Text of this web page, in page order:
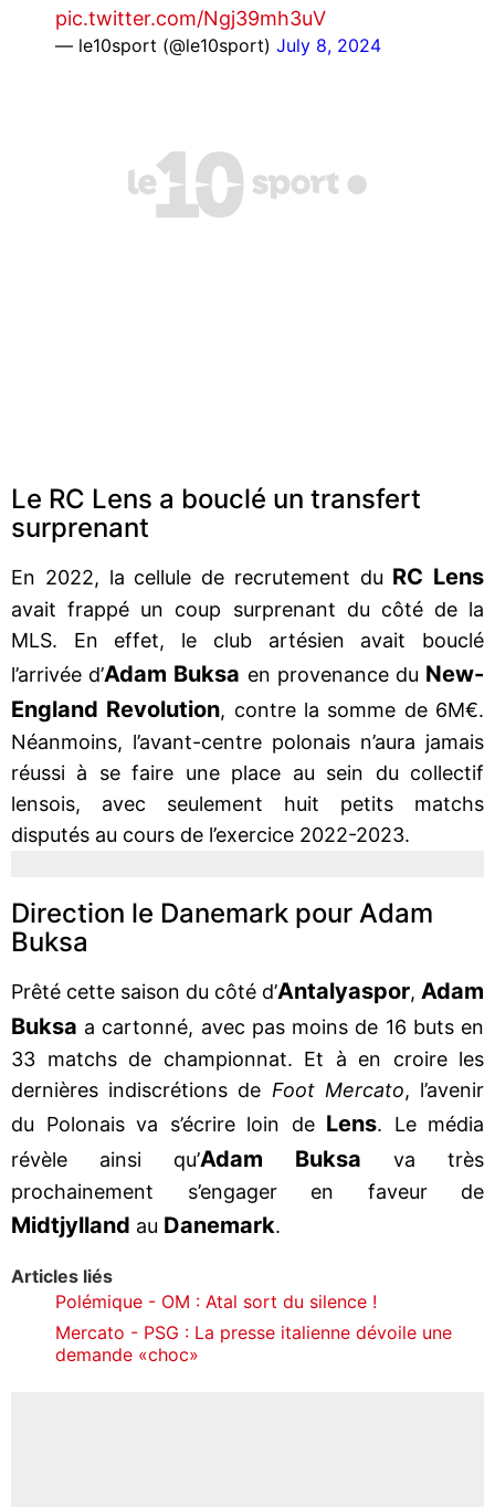
pic.twitter.com/Ngj39mh3uV
— le10sport (@le10sport) July 8, 2024
Le RC Lens a bouclé un transfert
surprenant
En 2022, la cellule de recrutement du RC Lens
avait frappé un coup surprenant du côté de la
MLS. En effet, le club artésien avait bouclé
l’arrivée d’Adam Buksa en provenance du New-
England Revolution, contre la somme de 6M€.
Néanmoins, l’avant-centre polonais n’aura jamais
réussi à se faire une place au sein du collectif
lensois, avec seulement huit petits matchs
disputés au cours de l’exercice 2022-2023.
Direction le Danemark pour Adam
Buksa
Prêté cette saison du côté d’Antalyaspor, Adam
Buksa a cartonné, avec pas moins de 16 buts en
33 matchs de championnat. Et à en croire les
dernières indiscrétions de Foot Mercato, l’avenir
du Polonais va s’écrire loin de Lens. Le média
révèle ainsi qu’Adam Buksa va très
prochainement s’engager en faveur de
Midtjylland au Danemark.
Articles liés
Polémique - OM : Atal sort du silence !
Mercato - PSG : La presse italienne dévoile une
demande «choc»